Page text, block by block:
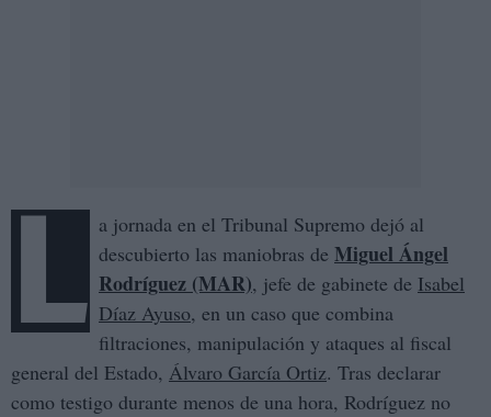
L a jornada en el Tribunal Supremo dejó al
descubierto las maniobras de Miguel Ángel
Rodríguez (MAR), jefe de gabinete de Isabel
Díaz Ayuso, en un caso que combina
filtraciones, manipulación y ataques al fiscal
general del Estado, Álvaro García Ortiz. Tras declarar
como testigo durante menos de una hora, Rodríguez no